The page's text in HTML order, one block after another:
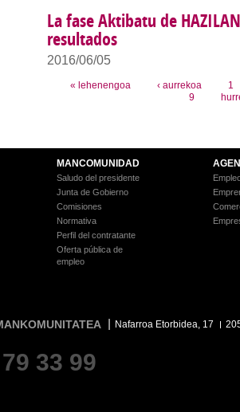
La fase Aktibatu de
resultados
2016/06/05
Pages
« lehenengoa ‹ aurrekoa
1
9
MANCOMUNIDAD
Saludo del presidente
Junta de Gobierno
Comisiones
Normativa
Perfil del contratante
Oferta pública de
empleo
Nafarroa Etorbidea, 17
33 99